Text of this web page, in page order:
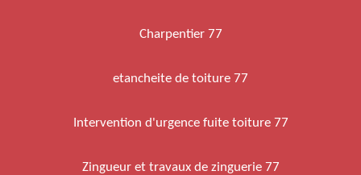
Charpentier 77
etancheite de toiture 77
Intervention d'urgence fuite toiture 77
Zingueur et travaux de zinguerie 77